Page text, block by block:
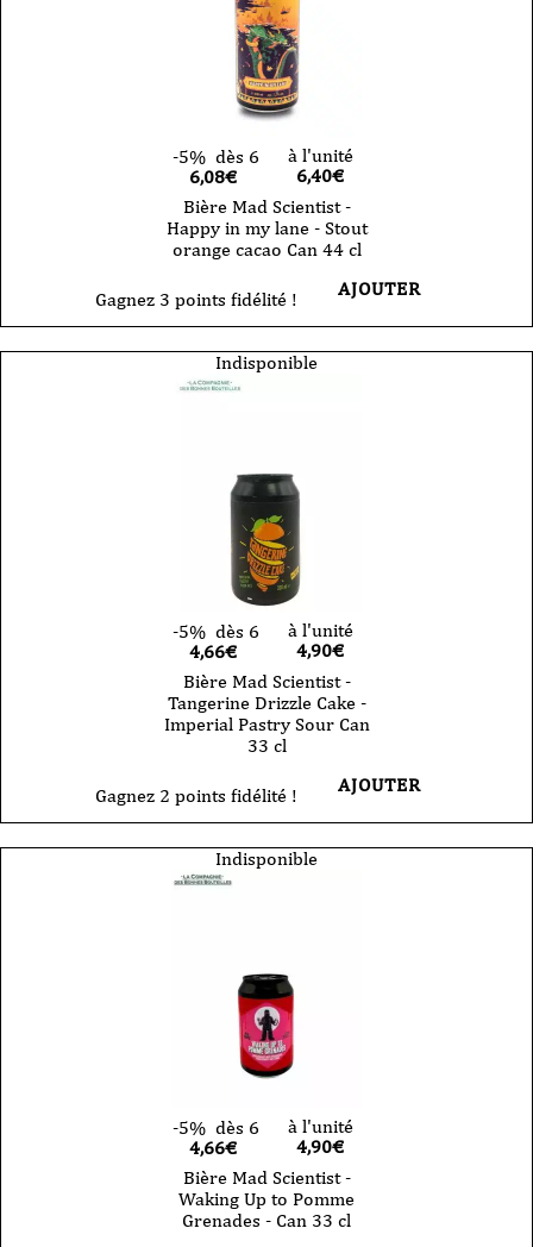
-5% dès 6
6,08€
à l'unité
6,40€
Bière Mad Scientist -
Happy in my lane - Stout
orange cacao Can 44 cl
Gagnez 3 points fidélité ! AJOUTER
Indisponible
-5% dès 6
4,66€
à l'unité
4,90€
Bière Mad Scientist -
Tangerine Drizzle Cake -
Imperial Pastry Sour Can
33 cl
Gagnez 2 points fidélité ! AJOUTER
Indisponible
-5% dès 6
4,66€
à l'unité
4,90€
Bière Mad Scientist -
Waking Up to Pomme
Grenades - Can 33 cl